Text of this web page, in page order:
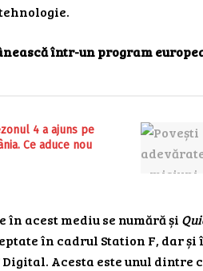
într-un program
4 a ajuns pe
Ce aduce nou
acest mediu se numără și
în cadrul Station F, dar
Digital. Acesta este unul